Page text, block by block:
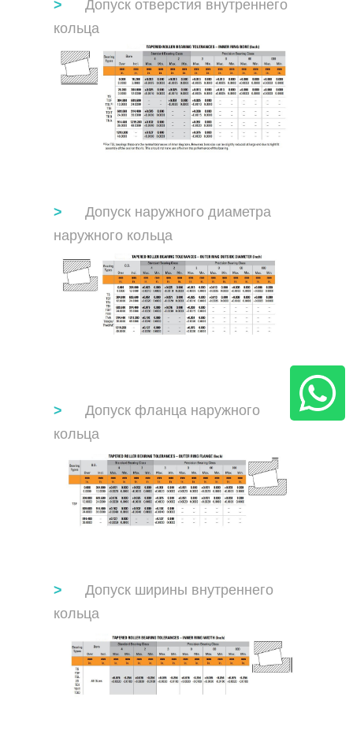
Допуск отверстия внутреннего
кольца
Допуск наружного диаметра
наружного кольца
Допуск фланца наружного
кольца
Допуск ширины внутреннего
кольца